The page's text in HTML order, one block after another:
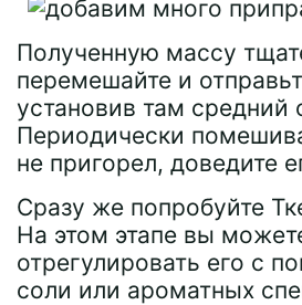
Полученную массу
перемешайте и
установив там средний
Периодически
не пригорел, доведите
Сразу же попробуйте
На этом этапе вы
отрегулировать его с
соли или ароматных